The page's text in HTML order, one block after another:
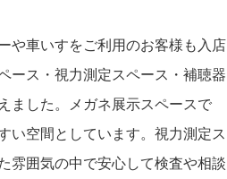
や車いすをご利用のお客様も入店
ース・視力測定スペース・補聴器
ました。メガネ展示スペースで
い空間としています。視力測定ス
雰囲気の中で安心して検査や相談